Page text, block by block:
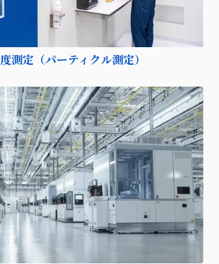
測定（パーティクル測定）